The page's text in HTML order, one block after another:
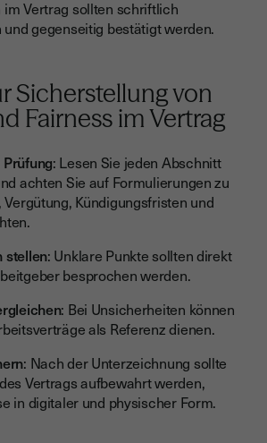
Vertrag sollten schriftlich
gegenseitig bestätigt werden.
Sicherstellung von
Fairness im Vertrag
: Lesen Sie jeden Abschnitt
achten Sie auf Formulierungen zu
Kündigungsfristen und
stellen: Unklare Punkte sollten direkt
besprochen werden.
: Bei Unsicherheiten können
als Referenz dienen.
: Nach der Unterzeichnung sollte
Vertrags aufbewahrt werden,
in digitaler und physischer Form.